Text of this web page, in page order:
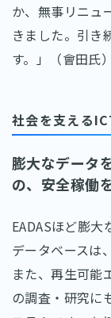
か、無事リニュ
きました。引き
す。」（會田氏）
社会を支える
膨大なデータ
の、安全稼働
EADASほど膨
データベースは
また、再生可能
の調査・研究に